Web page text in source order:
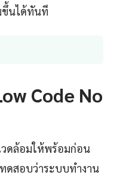
ขึ้นได้ทันที
Code No
วดล้อมให้พร้อมก่อน
ทดสอบว่าระบบทำงาน